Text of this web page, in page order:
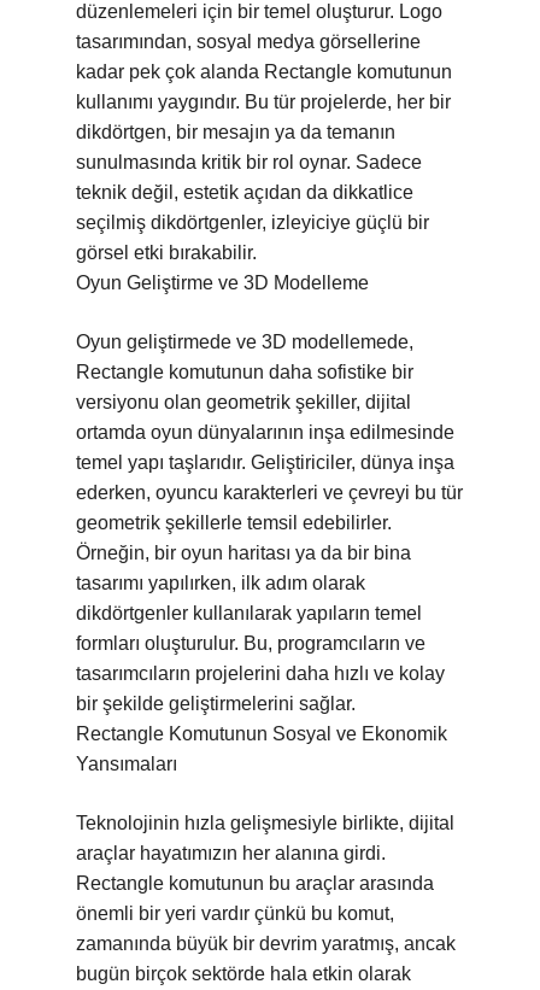
düzenlemeleri için bir temel oluşturur. Logo
tasarımından, sosyal medya görsellerine
kadar pek çok alanda Rectangle komutunun
kullanımı yaygındır. Bu tür projelerde, her bir
dikdörtgen, bir mesajın ya da temanın
sunulmasında kritik bir rol oynar. Sadece
teknik değil, estetik açıdan da dikkatlice
seçilmiş dikdörtgenler, izleyiciye güçlü bir
görsel etki bırakabilir.
Oyun Geliştirme ve 3D Modelleme
Oyun geliştirmede ve 3D modellemede,
Rectangle komutunun daha sofistike bir
versiyonu olan geometrik şekiller, dijital
ortamda oyun dünyalarının inşa edilmesinde
temel yapı taşlarıdır. Geliştiriciler, dünya inşa
ederken, oyuncu karakterleri ve çevreyi bu tür
geometrik şekillerle temsil edebilirler.
Örneğin, bir oyun haritası ya da bir bina
tasarımı yapılırken, ilk adım olarak
dikdörtgenler kullanılarak yapıların temel
formları oluşturulur. Bu, programcıların ve
tasarımcıların projelerini daha hızlı ve kolay
bir şekilde geliştirmelerini sağlar.
Rectangle Komutunun Sosyal ve Ekonomik
Yansımaları
Teknolojinin hızla gelişmesiyle birlikte, dijital
araçlar hayatımızın her alanına girdi.
Rectangle komutunun bu araçlar arasında
önemli bir yeri vardır çünkü bu komut,
zamanında büyük bir devrim yaratmış, ancak
bugün birçok sektörde hala etkin olarak